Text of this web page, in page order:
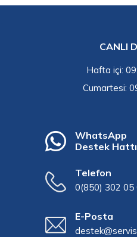
CANLI
Hafta içi:
Cumartesi:
WhatsApp
Destek Hattı
Telefon
0(850) 302 05
E-Posta